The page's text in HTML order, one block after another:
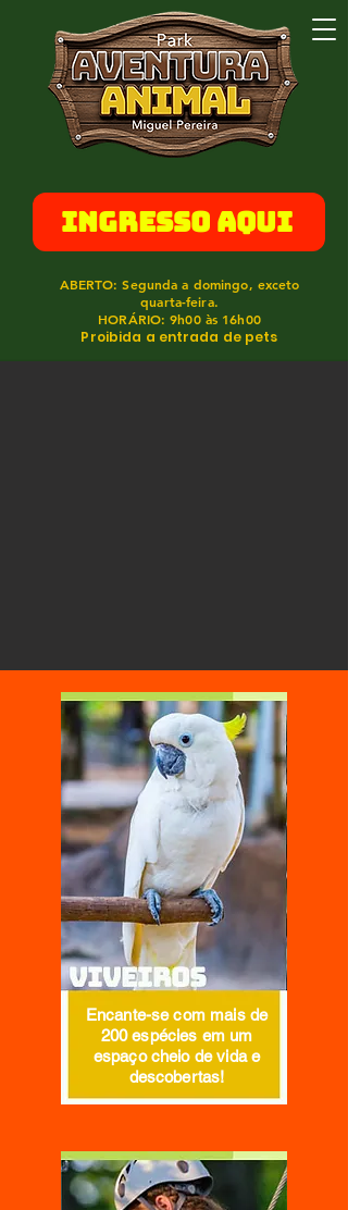
INGRESSO AQUI
ABERTO: Segunda a domingo, exceto
quarta-feira.
HORÁRIO: 9h00 às 16h00
Proibida a entrada de pets
Encante-se com mais de
200 espécies em um
espaço cheio de vida e
descobertas!